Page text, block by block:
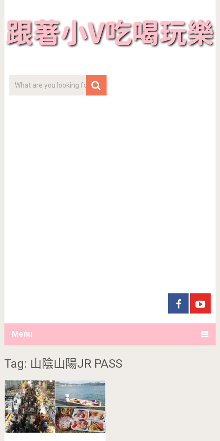
Menu
Tag: 山陰山陽JR PASS